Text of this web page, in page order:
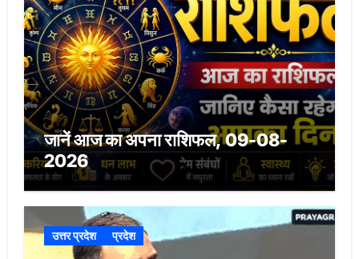
जानें आज का अपना राशिफल, 09-08-
2026
उत्तर प्रदेश प्रदेश